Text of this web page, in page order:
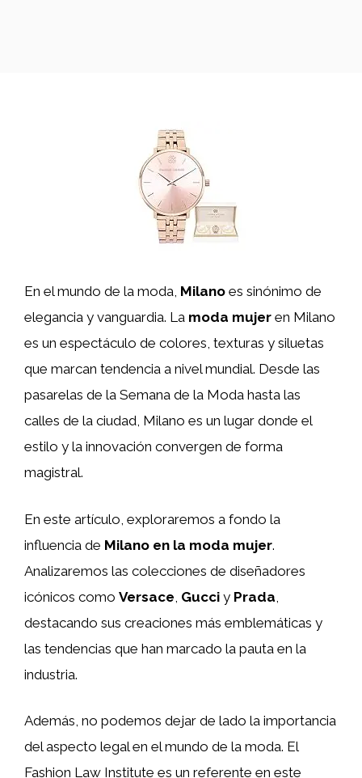
En el mundo de la moda, Milano es sinónimo de
elegancia y vanguardia. La moda mujer en Milano
es un espectáculo de colores, texturas y siluetas
que marcan tendencia a nivel mundial. Desde las
pasarelas de la Semana de la Moda hasta las
calles de la ciudad, Milano es un lugar donde el
estilo y la innovación convergen de forma
magistral.
En este artículo, exploraremos a fondo la
influencia de Milano en la moda mujer.
Analizaremos las colecciones de diseñadores
icónicos como Versace Gucci y Prada
destacando sus creaciones más emblemáticas y
las tendencias que han marcado la pauta en la
industria.
Además, no podemos dejar de lado la importancia
del aspecto legal en el mundo de la moda. El
Fashion Law Institute es un referente en este